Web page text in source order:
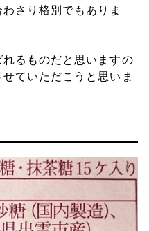
さり格別でもありま
るものだと思いますの
ていただこうと思いま